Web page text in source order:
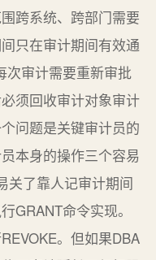
跨系统、跨部门需要
只在审计期间有效通
次审计需要重新审批
须回收审计对象审计
问题是关键审计员的
本身的操作三个容易
关了靠人记审计期间
GRANT命令实现。
。但如果DBA